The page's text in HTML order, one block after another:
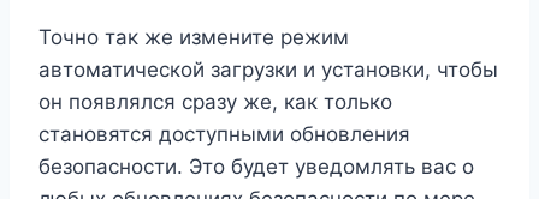
Точно так же измените режим
автоматической загрузки и установки, чтобы
он появлялся сразу же, как только
становятся доступными обновления
безопасности. Это будет уведомлять вас о